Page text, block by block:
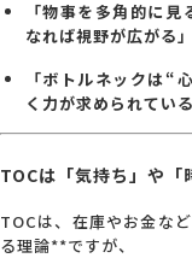
「物事を多角的に
なれば視野が広がる」
「ボトルネックは“
く力が求められてい
TOCは「気持ち」や「
TOCは、在庫やお金な
る理論**ですが、